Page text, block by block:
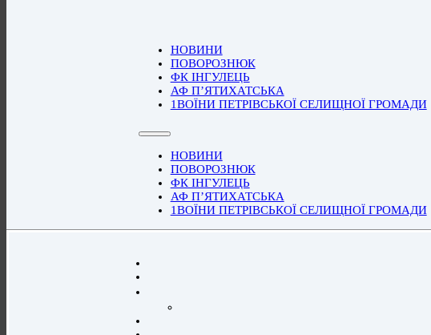
НОВИНИ
ПОВОРОЗНЮК
ФК ІНГУЛЕЦЬ
АФ П’ЯТИХАТСЬКА
1ВОЇНИ ПЕТРІВСЬКОЇ СЕЛИЩНОЇ ГРОМАДИ
НОВИНИ
ПОВОРОЗНЮК
ФК ІНГУЛЕЦЬ
АФ П’ЯТИХАТСЬКА
1ВОЇНИ ПЕТРІВСЬКОЇ СЕЛИЩНОЇ ГРОМАДИ